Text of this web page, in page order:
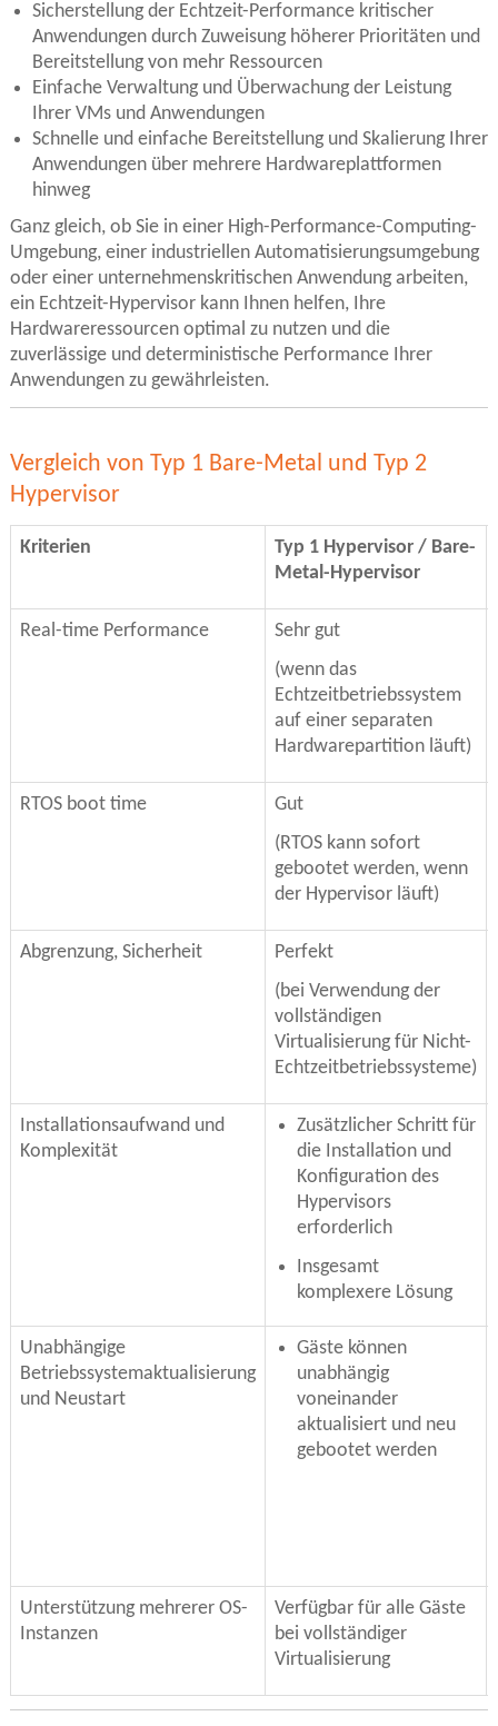
Sicherstellung der Echtzeit-Performance kritischer
Anwendungen durch Zuweisung höherer Prioritäten und
Bereitstellung von mehr Ressourcen
Einfache Verwaltung und Überwachung der Leistung
Ihrer VMs und Anwendungen
Schnelle und einfache Bereitstellung und Skalierung Ihrer
Anwendungen über mehrere Hardwareplattformen
hinweg
Ganz gleich, ob Sie in einer High-Performance-Computing-
Umgebung, einer industriellen Automatisierungsumgebung
oder einer unternehmenskritischen Anwendung arbeiten,
ein Echtzeit-Hypervisor kann Ihnen helfen, Ihre
Hardwareressourcen optimal zu nutzen und die
zuverlässige und deterministische Performance Ihrer
Anwendungen zu gewährleisten.
Vergleich von Typ 1 Bare-Metal und Typ 2
Hypervisor
Kriterien
Typ 1 Hypervisor / Bare-
Metal-Hypervisor
Real-time Performance
Sehr gut
(wenn das
Echtzeitbetriebssystem
auf einer separaten
Hardwarepartition läuft)
RTOS boot time
Gut
(RTOS kann sofort
gebootet werden, wenn
der Hypervisor läuft)
Abgrenzung, Sicherheit
Perfekt
(bei Verwendung der
vollständigen
Virtualisierung für Nicht-
Echtzeitbetriebssysteme)
Installationsaufwand und
Komplexität
Zusätzlicher Schritt für
die Installation und
Konfiguration des
Hypervisors
erforderlich
Insgesamt
komplexere Lösung
Unabhängige
Betriebssystemaktualisierung
und Neustart
Gäste können
unabhängig
voneinander
aktualisiert und neu
gebootet werden
Unterstützung mehrerer OS-
Instanzen
Verfügbar für alle Gäste
bei vollständiger
Virtualisierung